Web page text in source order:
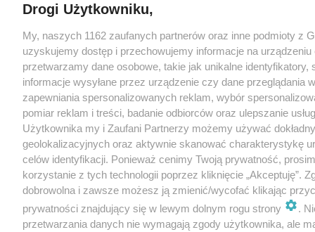
Drogi Użytkowniku,
My, naszych 1162 zaufanych partnerów oraz inne podmioty z
uzyskujemy dostęp i przechowujemy informacje na urządzeniu
przetwarzamy dane osobowe, takie jak unikalne identyfikatory,
informacje wysyłane przez urządzenie czy dane przeglądania
zapewniania spersonalizowanych reklam, wybór
pomiar reklam i treści, badanie odbiorców oraz ulepszanie
Użytkownika my i Zaufani Partnerzy możemy używać
geolokalizacyjnych oraz aktywnie skanować charakterystykę
celów identyfikacji. Ponieważ cenimy Twoją prywatność,
korzystanie z tych technologii poprzez kliknięcie „Akceptuję”.
dobrowolna i zawsze możesz ją zmienić/wycofać klikając
prywatności znajdujący się w lewym dolnym rogu strony
.
przetwarzania danych nie wymagają zgody użytkownika, ale